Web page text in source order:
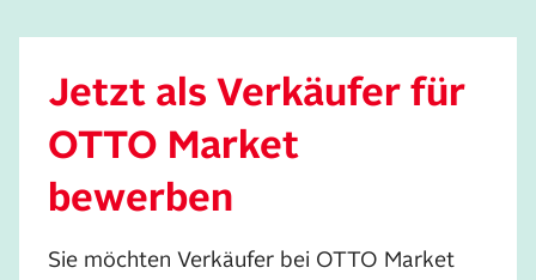
Jetzt als Verkäufer für
OTTO Market
bewerben
Sie möchten Verkäufer bei OTTO Market